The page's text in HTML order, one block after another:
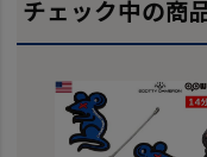
チェック中の商